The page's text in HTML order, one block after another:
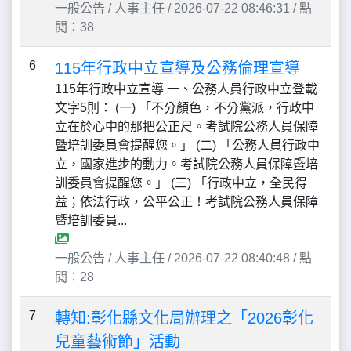
一般公告 / 人事主任 / 2026-07-22 08:46:31 / 點
閱：38
6 115年行政中立宣導及公務倫理宣導
115年行政中立宣導 一、公務人員行政中立登載
文字5則： (一) 「不分顏色，不分黨派，行政中
立在於心中的那把公正尺。考試院公務人員保障
暨培訓委員會提醒您。」 (二) 「公務人員行政中
立，國家進步的動力。考試院公務人員保障暨培
訓委員會提醒您。」 (三) 「行政中立，全民得
益；依法行政，公平公正！考試院公務人員保障
暨培訓委員...
一般公告 / 人事主任 / 2026-07-22 08:40:48 / 點
閱：28
7
轉知:彰化縣文化局辦理之「2026彰化
兒童藝術節」活動